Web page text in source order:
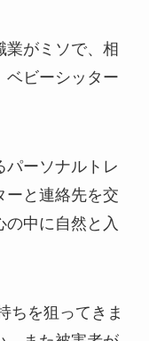
業がミソで、相
ベビーシッター
パーソナルトレ
ーと連絡先を交
中に自然と入
ちを狙ってきま